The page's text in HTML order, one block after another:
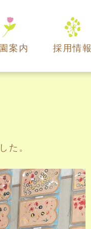
案内 採用情報
た。